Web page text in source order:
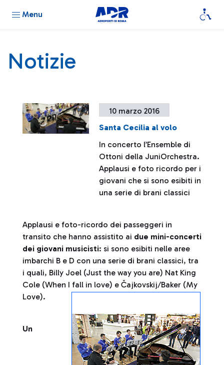
Menu
Notizie
10 marzo 2016
Santa Cecilia al volo
In concerto l’Ensemble di
Ottoni della JuniOrchestra.
Applausi e foto ricordo per i
giovani che si sono esibiti in
una serie di brani classici
Applausi e foto-ricordo dei passeggeri in
transito che hanno assistito ai due mini-concerti
dei giovani musicisti: si sono esibiti nelle aree
imbarchi B e D con una serie di brani classici, tra
i quali, Billy Joel (Just the way you are) Nat King
Cole (When I fall in love) e Čajkovskij/Baker (My
Love).
Un